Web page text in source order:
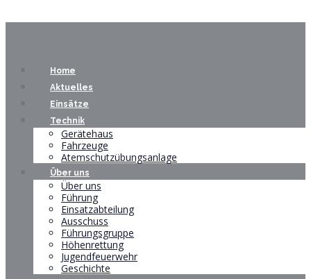
Home
Aktuelles
Einsätze
Technik
Gerätehaus
Fahrzeuge
Atemschutzübungsanlage
Über uns
Über uns
Führung
Einsatzabteilung
Ausschuss
Führungsgruppe
Höhenrettung
Jugendfeuerwehr
Geschichte